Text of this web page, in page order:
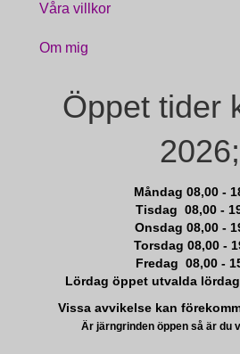
Våra villkor
Om mig
Öppet tider
2026;
Måndag 08,00 -
Tisdag 08,00 -
Onsdag 08,00 -
Torsdag 08,00 -
Fredag 08,00 -
Lördag öppet utvalda
Vissa avvikelse kan
Är järngrinden öppen så är du